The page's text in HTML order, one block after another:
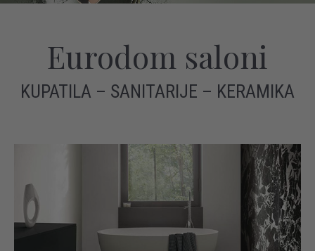
Eurodom saloni
KUPATILA – SANITARIJE – KERAMIKA